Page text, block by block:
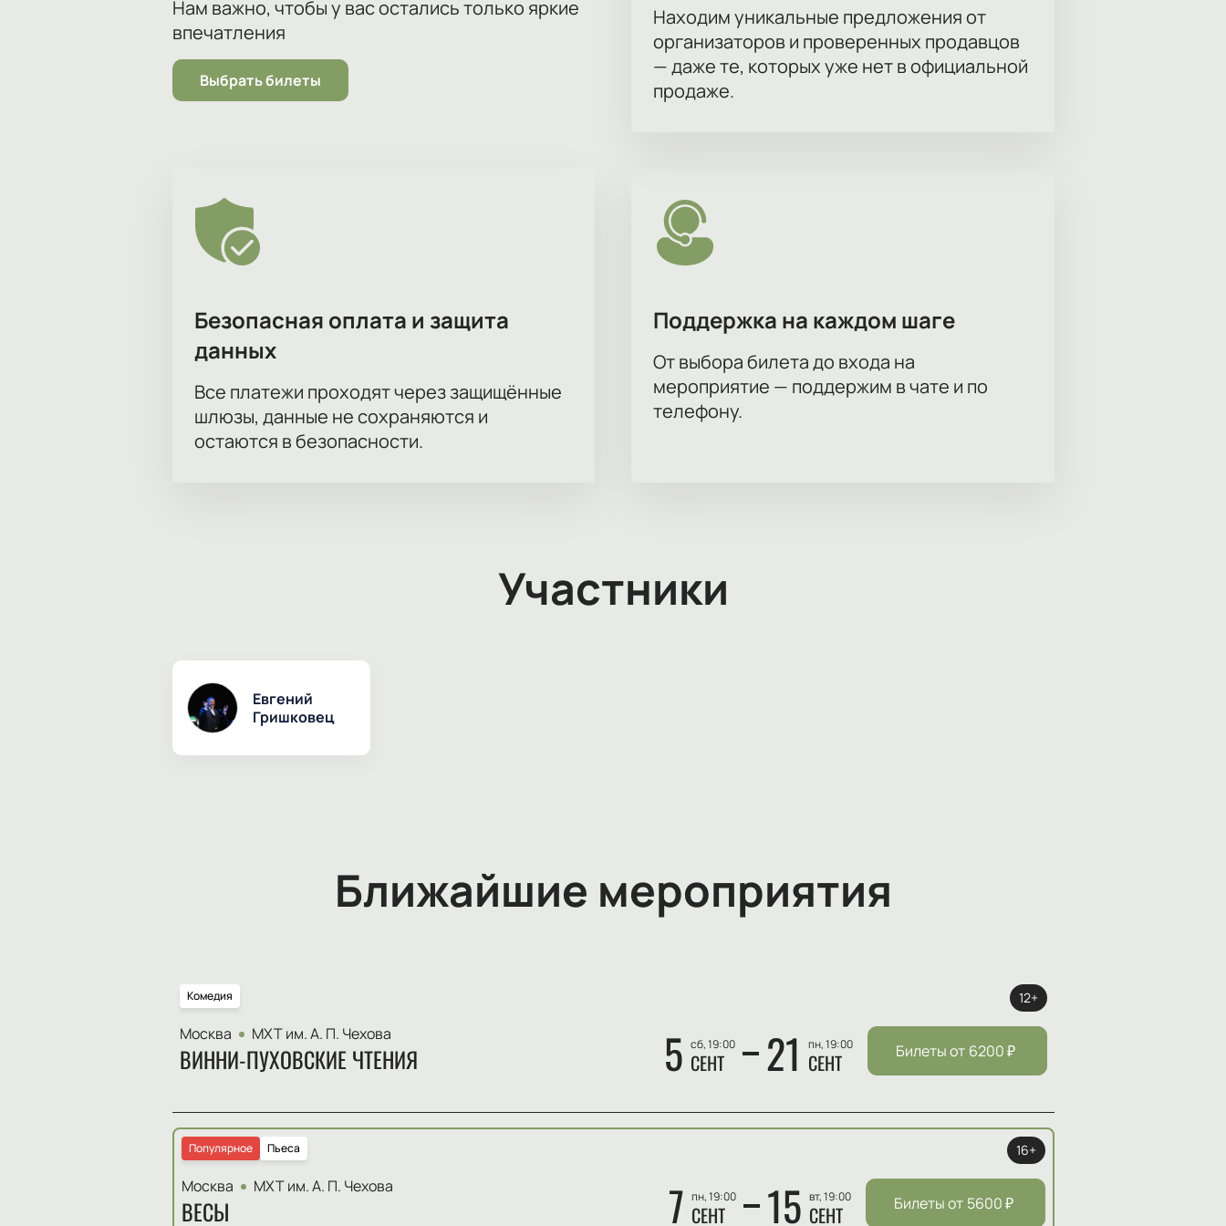
Нам важно, чтобы у вас остались только яркие
впечатления
Выбрать билеты
Находим уникальные предложения от
организаторов и проверенных продавцов
— даже те, которых уже нет в официальной
продаже.
Безопасная оплата и защита
данных
Все платежи проходят через защищённые
шлюзы, данные не сохраняются и
остаются в безопасности.
Поддержка на каждом шаге
От выбора билета до входа на
мероприятие — поддержим в чате и по
телефону.
Участники
Евгений
Гришковец
Ближайшие мероприятия
Комедия
Москва МХТ им. А. П. Чехова
ВИННИ-ПУХОВСКИЕ ЧТЕНИЯ 5 сб, 19:00
СЕНТ 21 пн, 19:00
СЕНТ
12+
Билеты от 6200₽
Пьеса
Популярное
Москва МХТ им. А. П. Чехова
ВЕСЫ 7 пн, 19:00
СЕНТ 15 вт, 19:00
СЕНТ
16+
Билеты от 5600₽